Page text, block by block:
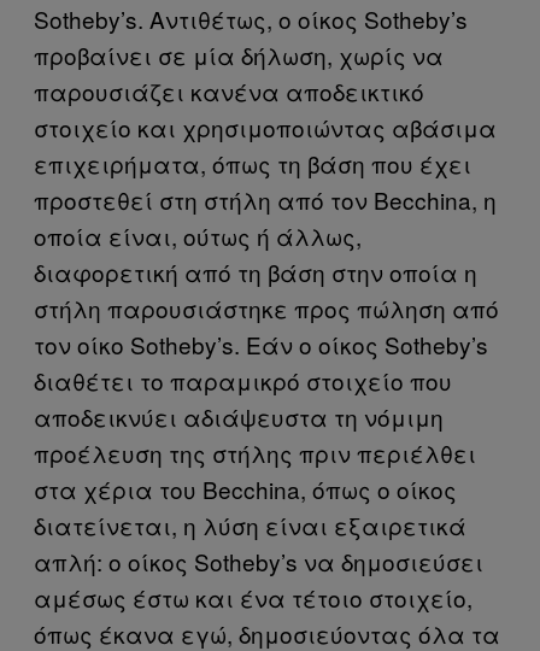
Sotheby’s. Αντιθέτως, ο οίκος Sotheby’s
προβαίνει σε μία δήλωση, χωρίς να
παρουσιάζει κανένα αποδεικτικό
στοιχείο και χρησιμοποιώντας αβάσιμα
επιχειρήματα, όπως τη βάση που έχει
προστεθεί στη στήλη από τον Becchina, η
οποία είναι, ούτως ή άλλως,
διαφορετική από τη βάση στην οποία η
στήλη παρουσιάστηκε προς πώληση από
τον οίκο Sotheby’s. Εάν ο οίκος Sotheby’s
διαθέτει το παραμικρό στοιχείο που
αποδεικνύει αδιάψευστα τη νόμιμη
προέλευση της στήλης πριν περιέλθει
στα χέρια του Becchina, όπως ο οίκος
διατείνεται, η λύση είναι εξαιρετικά
απλή: ο οίκος Sotheby’s να δημοσιεύσει
αμέσως έστω και ένα τέτοιο στοιχείο,
όπως έκανα εγώ, δημοσιεύοντας όλα τα